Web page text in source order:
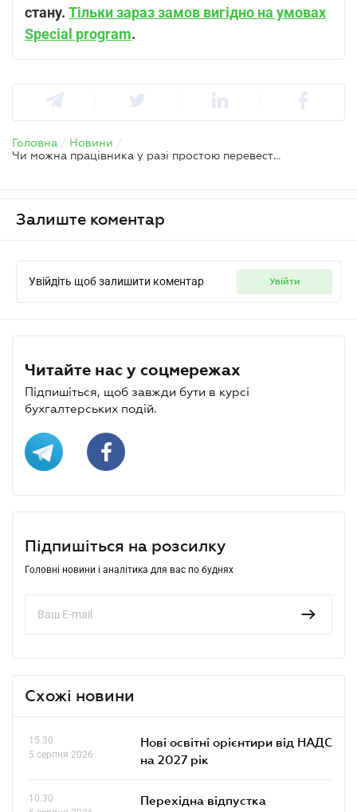
стану. Тільки зараз замов вигідно на умовах
Special program.
Головна / Новини /
Чи можна працівника у разі простою перевести на іншу роботу — Держпраці
Залиште коментар
Увійдіть щоб залишити коментар увійти
Читайте нас у соцмережах
Підпишіться, щоб завжди бути в курсі
бухгалтерських подій.
Підпишіться на розсилку
Головні новини і аналітика для вас по буднях
Схожі новини
15.30
5 серпня 2026
Нові освітні орієнтири від НАДС
на 2027 рік
10.30
Перехідна відпустка